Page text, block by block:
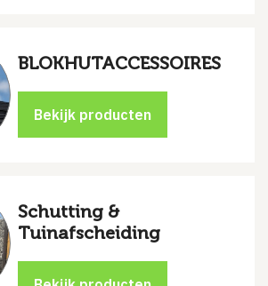
BLOKHUTACCESSOIRES
Schutting &
Tuinafscheiding